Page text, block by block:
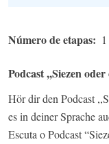
Número de etapas 1
Podcast ,,Siezen
Hör dir den Podcast
es in deiner Sprache
Escuta o Podcast